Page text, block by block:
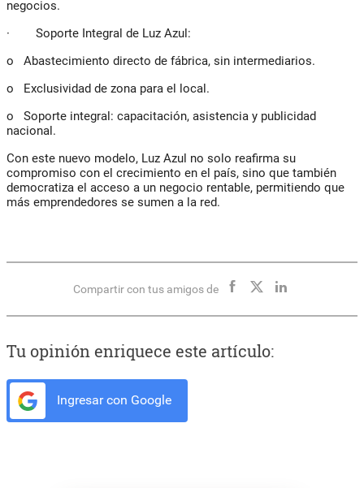
negocios.
· Soporte Integral de Luz Azul:
o Abastecimiento directo de fábrica, sin intermediarios.
o Exclusividad de zona para el local.
o Soporte integral: capacitación, asistencia y publicidad
nacional.
Con este nuevo modelo, Luz Azul no solo reafirma su
compromiso con el crecimiento en el país, sino que también
democratiza el acceso a un negocio rentable, permitiendo que
más emprendedores se sumen a la red.
Compartir con tus amigos de
Tu opinión enriquece este artículo:
Ingresar con Google